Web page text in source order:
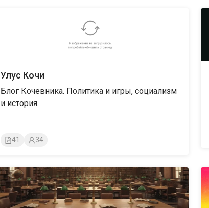
Улус Кочи
Блог Кочевника. Политика и игры, социализм
и история.
41 34